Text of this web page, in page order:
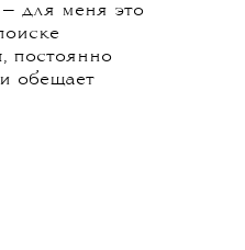
для меня это
постоянно
обещает